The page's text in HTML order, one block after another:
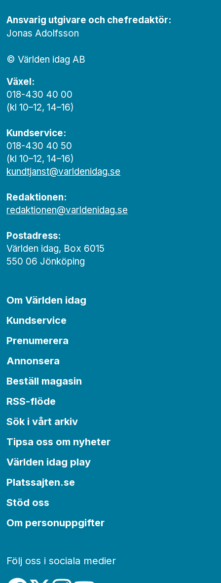
Ansvarig utgivare och chef­redaktör:
Jonas Adolfsson
© Världen idag AB
Växel:
018-430 40 00
(kl 10–12, 14–16)
Kundservice:
018-430 40 50
(kl 10–12, 14–16)
kundtjanst@varldenidag.se
Redaktionen:
redaktionen@varldenidag.se
Postadress:
Världen idag, Box 6015
550 06 Jönköping
Om Världen idag
Kundservice
Prenumerera
Annonsera
Beställ magasin
RSS-flöde
Sök i vårt arkiv
Tipsa oss om nyheter
Världen idag play
Platssajten.se
Stöd oss
Om personuppgifter
Följ oss i sociala medier